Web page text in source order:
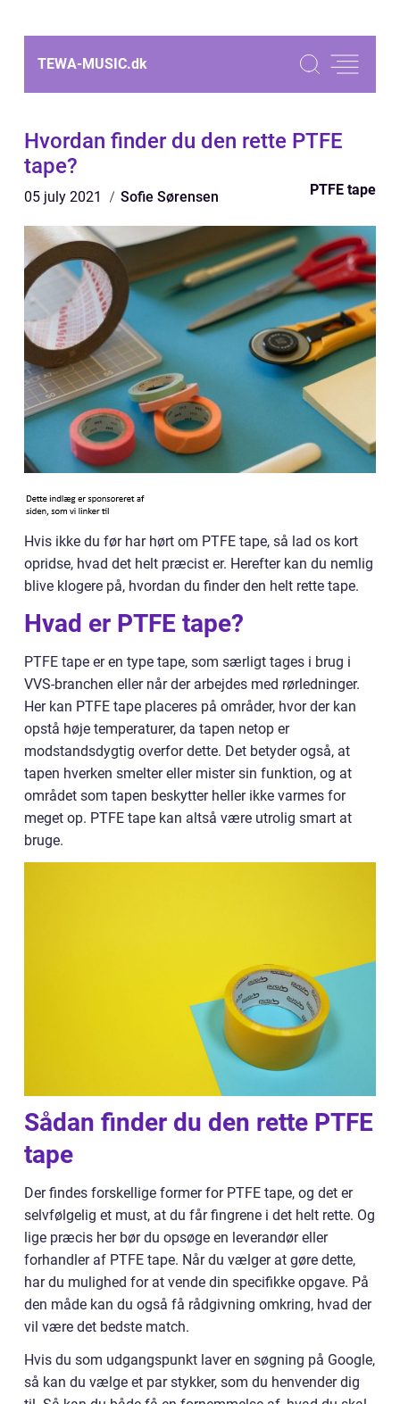
TEWA-MUSIC.dk
Hvordan finder du den rette PTFE
tape?
05 july 2021 Sofie Sørensen PTFE tape
Hvis ikke du før har hørt om PTFE tape, så lad os kort
opridse, hvad det helt præcist er. Herefter kan du nemlig
blive klogere på, hvordan du finder den helt rette tape.
Hvad er PTFE tape?
PTFE tape er en type tape, som særligt tages i brug i
VVS-branchen eller når der arbejdes med rørledninger.
Her kan PTFE tape placeres på områder, hvor der kan
opstå høje temperaturer, da tapen netop er
modstandsdygtig overfor dette. Det betyder også, at
tapen hverken smelter eller mister sin funktion, og at
området som tapen beskytter heller ikke varmes for
meget op. PTFE tape kan altså være utrolig smart at
bruge.
Sådan finder du den rette PTFE
tape
Der findes forskellige former for PTFE tape, og det er
selvfølgelig et must, at du får fingrene i det helt rette. Og
lige præcis her bør du opsøge en leverandør eller
forhandler af PTFE tape. Når du vælger at gøre dette,
har du mulighed for at vende din specifikke opgave. På
den måde kan du også få rådgivning omkring, hvad der
vil være det bedste match.
Hvis du som udgangspunkt laver en søgning på Google,
så kan du vælge et par stykker, som du henvender dig